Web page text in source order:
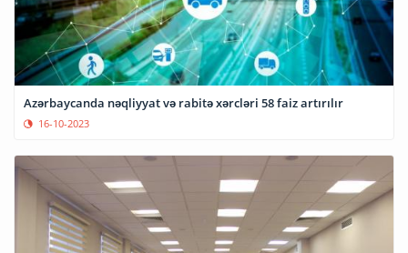
Azərbaycanda nəqliyyat və rabitə xərcləri 58 faiz artırılır
16-10-2023